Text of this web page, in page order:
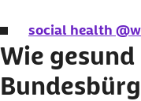
social health
Wie